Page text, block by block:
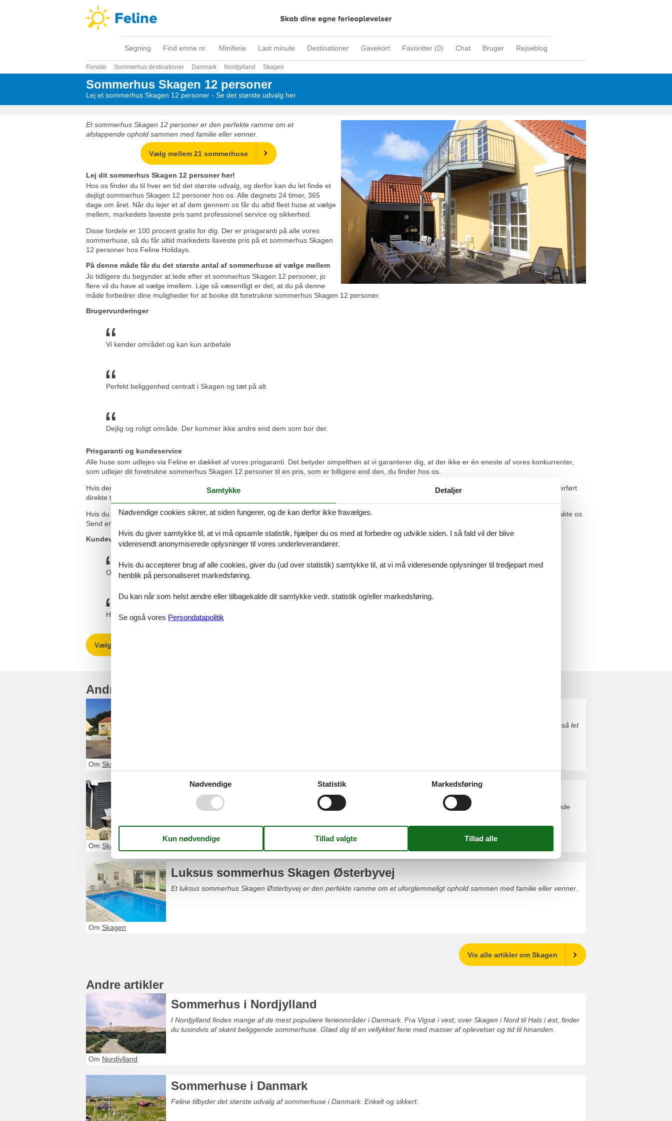
Søgning Find emne nr. Miniferie Last minute Destinationer Gavekort Favoritter (0) Chat Bruger Rejseblog
Forside Sommerhus destinationer Danmark Nordjylland Skagen
Sommerhus Skagen 12 personer
Lej et sommerhus Skagen 12 personer - Se det største udvalg her
Et sommerhus Skagen 12 personer er den perfekte ramme om et
afslappende ophold sammen med familie eller venner.
Vælg mellem 21 sommerhuse
Lej dit sommerhus Skagen 12 personer her!
Hos os finder du til hver en tid det største udvalg, og derfor kan du let finde et
dejligt sommerhus Skagen 12 personer hos os. Alle døgnets 24 timer, 365
dage om året. Når du lejer et af dem gennem os får du altid flest huse at vælge
mellem, markedets laveste pris samt professionel service og sikkerhed.
Disse fordele er 100 procent gratis for dig. Der er prisgaranti på alle vores
sommerhuse, så du får altid markedets llaveste pris på et sommerhus Skagen
12 personer hos Feline Holidays.
På denne måde får du det største antal af sommerhuse at vælge mellem
Jo tidligere du begynder at lede efter et sommerhus Skagen 12 personer, jo
flere vil du have at vælge imellem. Lige så væsentligt er det, at du på denne
måde forbedrer dine muligheder for at booke dit foretrukne sommerhus Skagen 12 personer.
Brugervurderinger
Vi kender området og kan kun anbefale
Perfekt beliggenhed centralt i Skagen og tæt på alt
Dejlig og roligt område. Der kommer ikke andre end dem som bor der.
Prisgaranti og kundeservice
Alle huse som udlejes via Feline er dækket af vores prisgaranti. Det betyder simpelthen at vi garanterer dig, at der ikke er én eneste af vores konkurrenter,
som udlejer dit foretrukne sommerhus Skagen 12 personer til en pris, som er billigere end den, du finder hos os.
Hvis der en sjælden gang sker en fejl i vores kontrol af priserne hos de andre udlejningsbureauer, godtgør vi dig hele differencen. Summen vil blive overført
direkte til din konto.
Hvis du har spørgsmål eller særlige ønsker i forbindelse med din søgning efter et sommerhus Skagen 12 personer, er du meget velkommen til at kontakte os.
Send en mail til info@feline.dk eller ring på 8724 2251.
Kundevurderinger af Feline Holidays
Overskuelig booking. Nemt at finde det man skal bruge.
Helt fint og nemt.
Vælg mellem 21 sommerhuse
Andre artikler om Skagen
Glæd dig til et afslappende ophold sammen med familie eller venner i et luksus sommerhus Skagen Kappelborgvej. Du kan så let
Om Skagen
Luksus sommerhus Skagen Nordstrand
Glæd dig til et skønt ophold sammen med familie eller venner i et luksus sommerhus Skagen Nordstrand. Du finder nemt finde
Om Skagen
Luksus sommerhus Skagen Østerbyvej
Et luksus sommerhus Skagen Østerbyvej er den perfekte ramme om et uforglemmeligt ophold sammen med familie eller venner.
Om Skagen
Vis alle artikler om Skagen
Andre artikler
Sommerhus i Nordjylland
I Nordjylland findes mange af de mest populære ferieområder i Danmark. Fra Vigsø i vest, over Skagen i Nord til Hals i øst, finder
du tusindvis af skønt beliggende sommerhuse. Glæd dig til en vellykket ferie med masser af oplevelser og tid til hinanden.
Om Nordjylland
Sommerhuse i Danmark
Feline tilbyder det største udvalg af sommerhuse i Danmark. Enkelt og sikkert.
Samtykke Detaljer
Nødvendige cookies sikrer, at siden fungerer, og de kan derfor ikke fravælges.
Hvis du giver samtykke til, at vi må opsamle statistik, hjælper du os med at forbedre og udvikle siden. I så fald vil der blive
videresendt anonymiserede oplysninger til vores underleverandører.
Hvis du accepterer brug af alle cookies, giver du (ud over statistik) samtykke til, at vi må videresende oplysninger til tredjepart med
henblik på personaliseret markedsføring.
Du kan når som helst ændre eller tilbagekalde dit samtykke vedr. statistik og/eller markedsføring.
Se også vores Persondatapolitik
Nødvendige Statistik Markedsføring